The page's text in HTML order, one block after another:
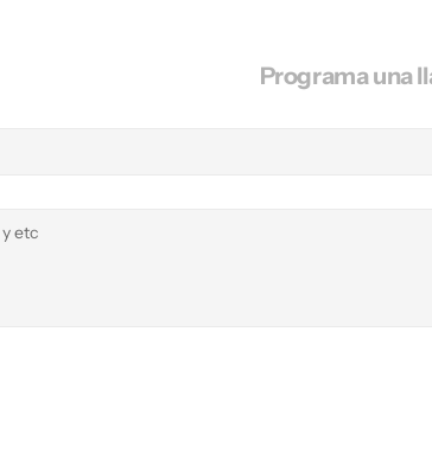
Programa una